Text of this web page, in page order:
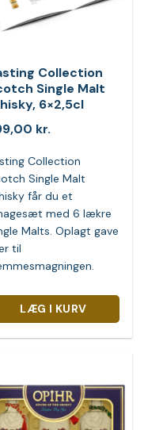
Collection
Single Malt
6×2,5cl
kr.
Collection
Single Malt
får du et
med 6 lækre
Malts. Oplagt gave
til
LÆG I KURV